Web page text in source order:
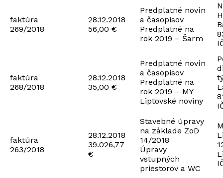
faktúra
269/2018
28.12.2018
56,00 €
Predplatné novín
a časopisov
Predplatné na
rok 2019 – Šarm
faktúra
268/2018
28.12.2018
35,00 €
Predplatné novín
a časopisov
Predplatné na
rok 2019 – MY
Liptovské noviny
faktúra
263/2018
28.12.2018
39.026,77
€
Stavebné úpravy
na základe ZoD
14/2018
Úpravy
vstupných
priestorov a WC